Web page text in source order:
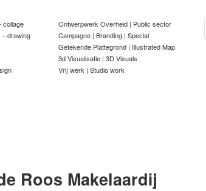
collage
drawing
Ontwerpwerk Overheid | Public sector
Campagne | Branding | Special
Getekende Plattegrond | Illustrated Map
3d Visualisatie | 3D Visuals
Vrij werk | Studio work
Roos Makelaardij